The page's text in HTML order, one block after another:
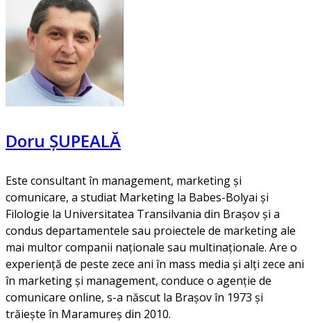
Doru ȘUPEALĂ
Este consultant în management, marketing și
comunicare, a studiat Marketing la Babes-Bolyai și
Filologie la Universitatea Transilvania din Brașov și a
condus departamentele sau proiectele de marketing ale
mai multor companii naționale sau multinaționale. Are o
experiență de peste zece ani în mass media și alți zece ani
în marketing și management, conduce o agenție de
comunicare online, s-a născut la Brașov în 1973 și
trăiește în Maramureș din 2010.